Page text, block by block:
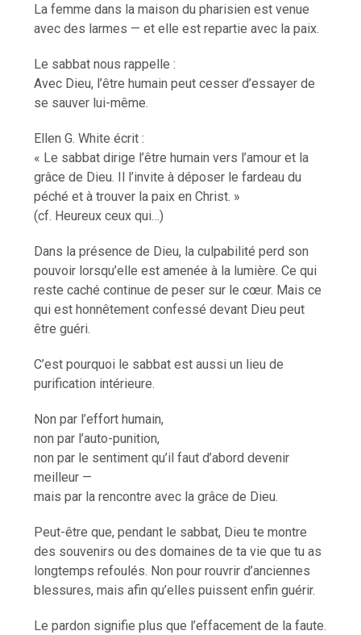
La femme dans la maison du pharisien est venue
avec des larmes — et elle est repartie avec la paix.
Le sabbat nous rappelle :
Avec Dieu, l’être humain peut cesser d’essayer de
se sauver lui-même.
Ellen G. White écrit :
« Le sabbat dirige l’être humain vers l’amour et la
grâce de Dieu. Il l’invite à déposer le fardeau du
péché et à trouver la paix en Christ. »
(cf. Heureux ceux qui…)
Dans la présence de Dieu, la culpabilité perd son
pouvoir lorsqu’elle est amenée à la lumière. Ce qui
reste caché continue de peser sur le cœur. Mais ce
qui est honnêtement confessé devant Dieu peut
être guéri.
C’est pourquoi le sabbat est aussi un lieu de
purification intérieure.
Non par l’effort humain,
non par l’auto-punition,
non par le sentiment qu’il faut d’abord devenir
meilleur —
mais par la rencontre avec la grâce de Dieu.
Peut-être que, pendant le sabbat, Dieu te montre
des souvenirs ou des domaines de ta vie que tu as
longtemps refoulés. Non pour rouvrir d’anciennes
blessures, mais afin qu’elles puissent enfin guérir.
Le pardon signifie plus que l’effacement de la faute.